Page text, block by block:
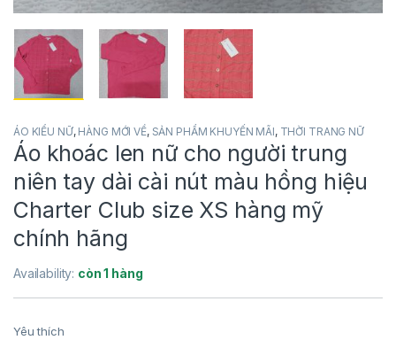
ÁO KIỂU NỮ, HÀNG MỚI VỀ, SẢN PHẨM KHUYẾN MÃI, THỜI TRANG NỮ
Áo khoác len nữ cho người trung
niên tay dài cài nút màu hồng hiệu
Charter Club size XS hàng mỹ
chính hãng
Availability: còn 1 hàng
Yêu thích